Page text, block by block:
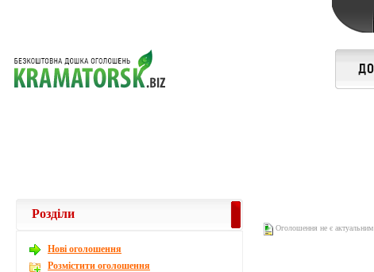
Оголошення не є актуальним
Розділи
Новi оголошення
Розмістити оголошення